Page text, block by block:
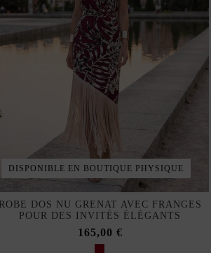
DISPONIBLE EN BOUTIQUE PHYSIQUE
ROBE DOS NU GRENAT AVEC FRANGES
POUR DES INVITÉS ÉLÉGANTS
165,00 €